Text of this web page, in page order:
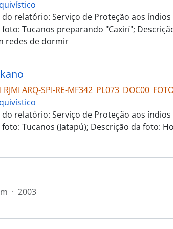
relatório: Serviço de Proteção aos índios
foto: Tucanos preparando "Caxirí";
redes de dormir
RJMI ARQ-SPI-RE-
relatório: Serviço de Proteção aos índios
foto: Tucanos (Jatapú); Descrição da foto:
· 2003